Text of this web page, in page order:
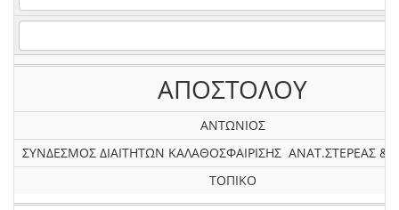
ΑΠΟΣΤΟΛΟΥ
ΑΝΤΩΝΙΟΣ
ΣΥΝΔΕΣΜΟΣ ΔΙΑΙΤΗΤΩΝ ΚΑΛΑΘΟΣΦΑΙΡΙΣΗΣ ΑΝΑΤ.ΣΤΕΡΕΑΣ &
ΤΟΠΙΚΟ